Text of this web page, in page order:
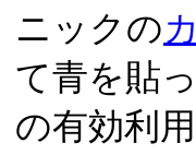
ニックの
て青を貼
の有効利